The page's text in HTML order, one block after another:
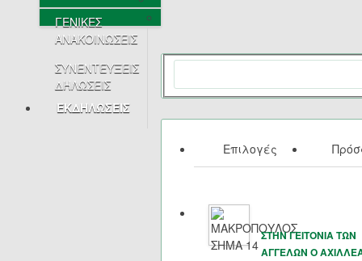
ΓΕΝΙΚΕΣ
ΑΝΑΚΟΙΝΩΣΕΙΣ
ΣΥΝΕΝΤΕΥΞΕΙΣ
ΔΗΛΩΣΕΙΣ
ΕΚΔΗΛΩΣΕΙΣ
Επιλογές
ΣΤΗΝ ΓΕΙΤΟΝΙΑ ΤΩΝ
ΑΓΓΕΛΩΝ Ο